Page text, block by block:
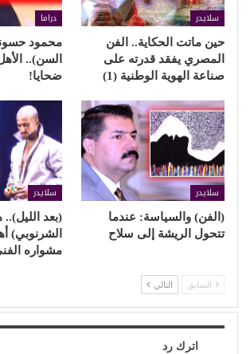
سلايدر
حين ماتت الحكاية.. الفن
المصري يفقد قدرته على
صناعة الهوية الوطنية (1)
دراما
محمود
السن)..
ضحايا!
سلايدر
(الفن) والسياسة: عندما
تتحول الريشة إلى سلاح
سلايدر
(بعد
الشرنوبي)
مشواره
السابق التالي
اترك رد